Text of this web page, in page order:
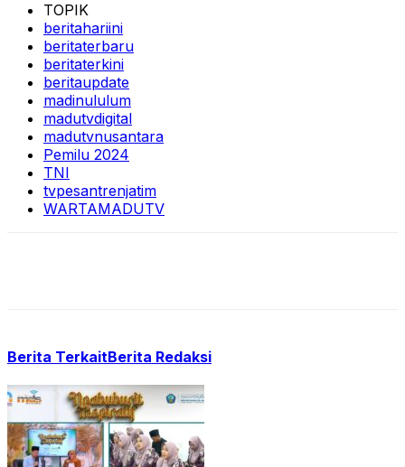
TOPIK
beritahariini
beritaterbaru
beritaterkini
beritaupdate
madinululum
madutvdigital
madutvnusantara
Pemilu 2024
TNI
tvpesantrenjatim
WARTAMADUTV
Berita TerkaitBerita Redaksi